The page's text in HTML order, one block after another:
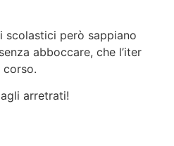
scolastici però sappiano
abboccare, che l’iter
arretrati!